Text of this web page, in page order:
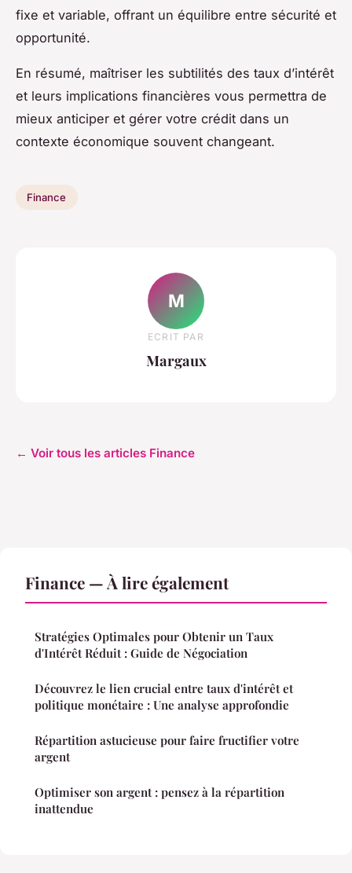
fixe et variable, offrant un équilibre entre sécurité et
opportunité.
En résumé, maîtriser les subtilités des taux d’intérêt
et leurs implications financières vous permettra de
mieux anticiper et gérer votre crédit dans un
contexte économique souvent changeant.
Finance
M
ECRIT PAR
Margaux
← Voir tous les articles Finance
Finance — À lire également
Stratégies Optimales pour Obtenir un Taux
d'Intérêt Réduit : Guide de Négociation
Découvrez le lien crucial entre taux d'intérêt et
politique monétaire : Une analyse approfondie
Répartition astucieuse pour faire fructifier votre
argent
Optimiser son argent : pensez à la répartition
inattendue